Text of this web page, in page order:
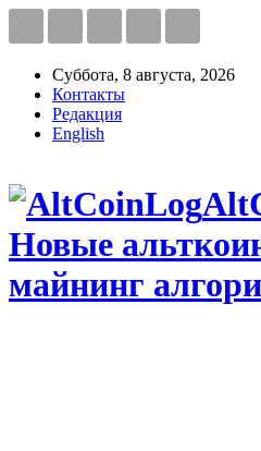
Суббота, 8 августа, 2026
Контакты
Редакция
English
Новые
майнинг